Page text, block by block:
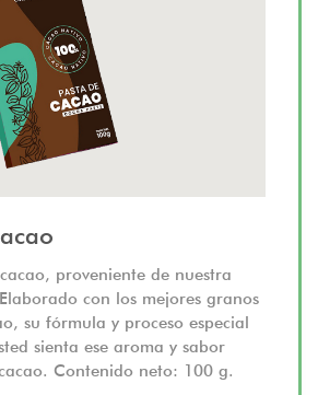
proveniente de nuestra
con los mejores granos
su fórmula y proceso especial
sienta ese aroma y sabor
Contenido neto: 100 g.